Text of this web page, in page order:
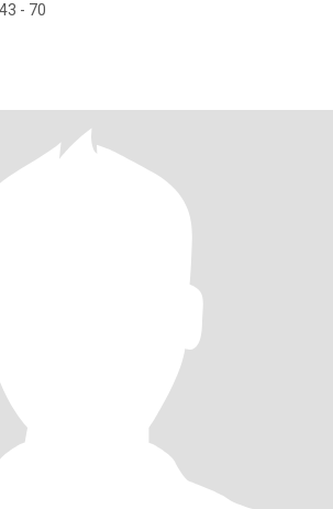
- 70